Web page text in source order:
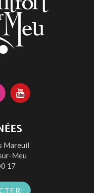
Lien
la
chaîne
Youtube
Mareuil
Meu
17